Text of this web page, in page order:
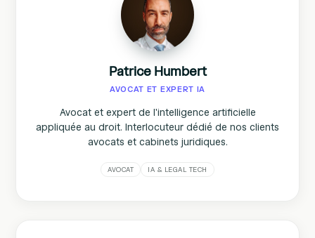
Patrice Humbert
AVOCAT ET EXPERT IA
Avocat et expert de l'intelligence artificielle
appliquée au droit. Interlocuteur dédié de nos clients
avocats et cabinets juridiques.
AVOCAT IA & LEGAL TECH